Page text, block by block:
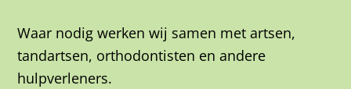
Waar nodig werken wij samen met artsen,
tandartsen, orthodontisten en andere
hulpverleners.